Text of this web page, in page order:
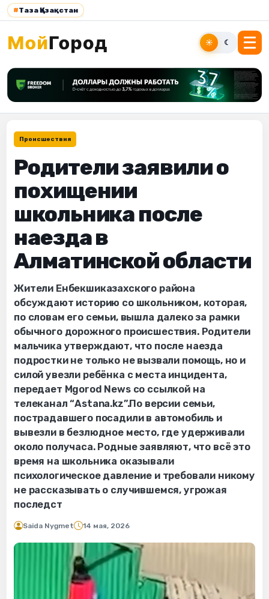
#Таза Қазақстан
☀ ☾
Происшествия
Родители заявили о
похищении
школьника после
наезда в
Алматинской области
Жители Енбекшиказахского района
обсуждают историю со школьником, которая,
по словам его семьи, вышла далеко за рамки
обычного дорожного происшествия. Родители
мальчика утверждают, что после наезда
подростки не только не вызвали помощь, но и
силой увезли ребёнка с места инцидента,
передает Mgorod News со ссылкой на
телеканал “Astana.kz”.По версии семьи,
пострадавшего посадили в автомобиль и
вывезли в безлюдное место, где удерживали
около получаса. Родные заявляют, что всё это
время на школьника оказывали
психологическое давление и требовали никому
не рассказывать о случившемся, угрожая
последст
Saida Nygmet 14 мая, 2026